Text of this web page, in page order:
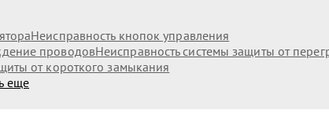
Неисправность кнопок управления
проводовНеисправность системы защиты от
от короткого замыкания
еще